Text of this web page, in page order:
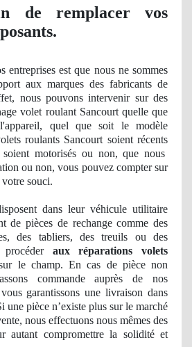
de remplacer vos
entreprises est que nous ne sommes
aux marques des fabricants de
nous pouvons intervenir sur des
volet roulant Sancourt quelle que
quel que soit le modèle
roulants Sancourt soient récents
motorisés ou non, que nous
ou non, vous pouvez compter sur
votre souci.
dans leur véhicule utilitaire
de pièces de rechange comme des
des tabliers, des treuils ou des
aux réparations volets
le champ. En cas de pièce non
commande auprès de nos
garantissons une livraison dans
une pièce n’existe plus sur le marché
nous effectuons nous mêmes des
autant compromettrela solidité et